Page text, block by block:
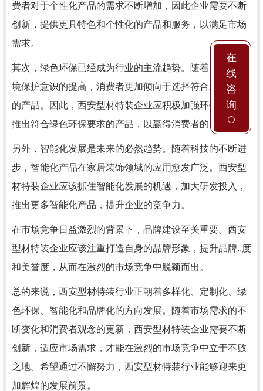
费者对于个性化产品的需求不断增加，因此企业需要不断
创新，提供更具特色和个性化的产品和服务，以满足市场
需求。
其次，绿色环保已经成为行业的主流趋势。随着人们对环
境保护意识的提高，消费者更加倾向于选择符合环保标准
的产品。因此，西安型材特装企业应积极加强环保意识，
推出符合绿色环保要求的产品，以赢得消费者的青睐。
另外，智能化发展是未来的必然趋势。随着科技的不断进
步，智能化产品在家居装饰领域的应用愈发广泛。西安型
材特装企业应该抓住智能化发展的机遇，加大研发投入，
推出更多智能化产品，提升企业的竞争力。
在市场竞争日益激烈的背景下，品牌建设至关重要。西安
型材特装企业应该注重打造自身的品牌形象，提升品牌..度
和美誉度，从而在激烈的市场竞争中脱颖而出。
总的来说，西安型材特装行业正朝着多样化、定制化、绿
色环保、智能化和品牌化的方向发展。随着市场需求的不
断变化和消费者观念的更新，西安型材特装企业需要不断
创新，适应市场需求，才能在激烈的市场竞争中立于不败
之地。希望通过不懈努力，西安型材特装行业能够迎来更
加辉煌的发展前景。
在
线
咨
询